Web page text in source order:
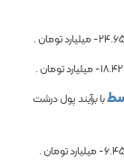
-میلیارد تومان .
-18.42میلیارد تومان .
با برآیند پول درشت
-میلیارد تومان .